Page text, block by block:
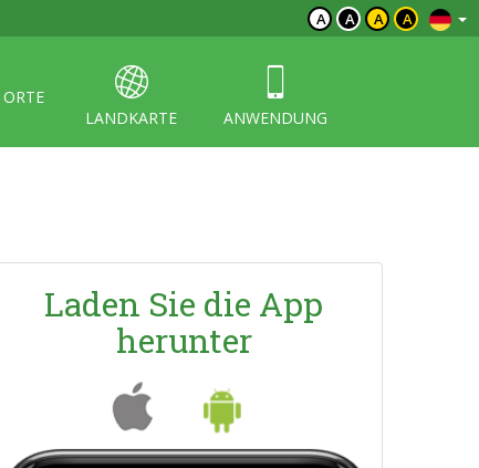
A A A A
ORTE
LANDKARTE
ANWENDUNG
Laden Sie die App
herunter